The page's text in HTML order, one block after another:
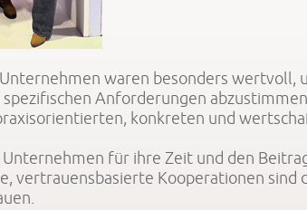
waren besonders
Anforderungen
konkreten und
für ihre Zeit und den
vertrauensbasierte Kooperationen